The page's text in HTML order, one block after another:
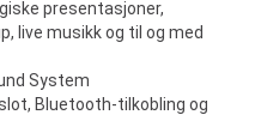
presentasjoner,
live musikk og til og med
System
Bluetooth-tilkobling og